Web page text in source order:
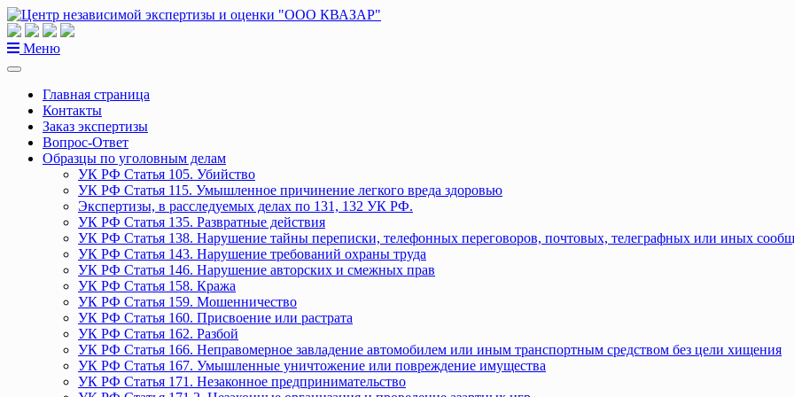
Перейти
к
содержанию
Меню
Главная страница
Контакты
Заказ экспертизы
Вопрос-Ответ
Образцы по уголовным делам
УК РФ Статья 105. Убийство
УК РФ Статья 115. Умышленное причинение легкого вреда здоровью
Экспертизы, в расследуемых делах по 131, 132 УК РФ.
УК РФ Статья 135. Развратные действия
УК РФ Статья 138. Нарушение тайны переписки, телефонных переговоров, почтовых, телеграфных или иных
УК РФ Статья 143. Нарушение требований охраны труда
УК РФ Статья 146. Нарушение авторских и смежных прав
УК РФ Статья 158. Кража
УК РФ Статья 159. Мошенничество
УК РФ Статья 160. Присвоение или растрата
УК РФ Статья 162. Разбой
УК РФ Статья 166. Неправомерное завладение автомобилем или иным транспортным средством без цели хищения
УК РФ Статья 167. Умышленные уничтожение или повреждение имущества
УК РФ Статья 171. Незаконное предпринимательство